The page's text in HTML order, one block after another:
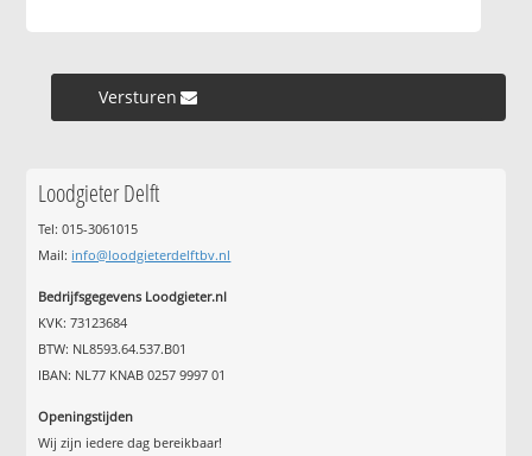
Versturen »
Loodgieter Delft
Tel: 015-3061015
Mail: info@loodgieterdelftbv.nl
Bedrijfsgegevens Loodgieter.nl
KVK: 73123684
BTW: NL8593.64.537.B01
IBAN: NL77 KNAB 0257 9997 01
Openingstijden
Wij zijn iedere dag bereikbaar!